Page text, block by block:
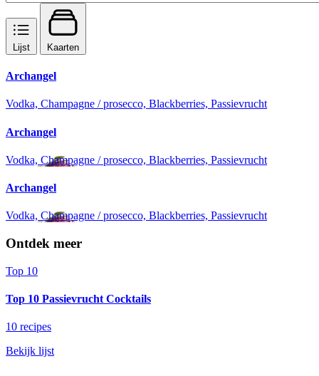
Lijst Kaarten
Archangel
Vodka, Champagne / prosecco, Blackberries, Passievrucht
Archangel
Vodka, Champagne / prosecco, Blackberries, Passievrucht
Archangel
Vodka, Champagne / prosecco, Blackberries, Passievrucht
Ontdek meer
Top 10
Top 10 Passievrucht Cocktails
10 recipes
Bekijk lijst